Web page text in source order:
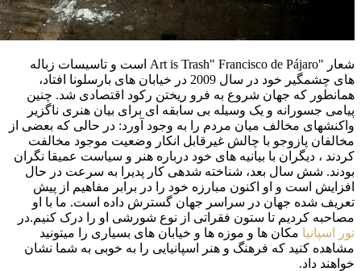
شعار "Art is Trash" Francisco de Pájaro است و تاسیسات زباله
های چشمگیر خود در سال 2009 در خیابان های بارسلونا افتاد،
همانطور که جهان شروع به فرو ریختن رکود اقتصادی شد. چنین
پیامی جسورانه و یک وسیله بی سابقه ای برای بیان هنری ناگزیر
واکنشهای مخالف میان مردم را به وجود آورد: در حالی که بعضی از
مخالفان پازوجو با چالش غیرقابل انکار وضعیت موجود مخالفت
کردند ، دیگران با بیانیه های خود درباره هنر و سیاست عمیقا نگران
بودند. شش سال بعد، شناخته شدهی کار پدیرا به سرعت در حال
افزایش است و او اکنون مبارزه خود را در برابر مفاهیم از پیش
تعریف شده جهان در سراسر جهان گسترش داده است. ما با او
مصاحبه کردیم تا ستون فقراتی از نوع شورشی او را درک کنیم.در
تور اسپانیا مکان ها و موزه ها و خیابان های بسیاری را میتونید
مشاهده کنید که فرهنگ و هنر اسپانیایی را به خوبی به شما نشان
خواهند داد.